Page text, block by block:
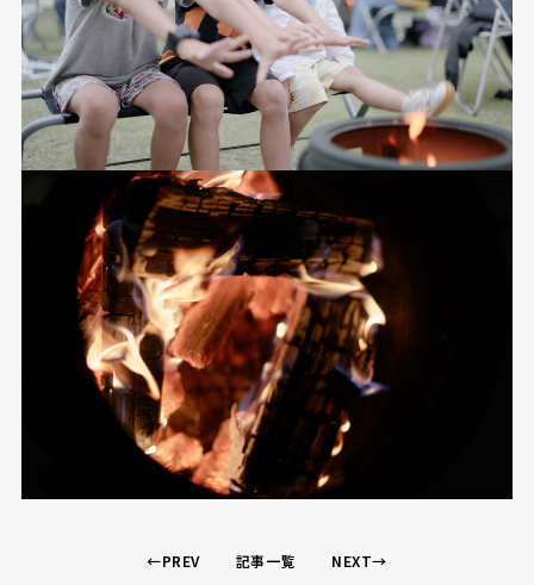
←PREV 記事一覧 NEXT→